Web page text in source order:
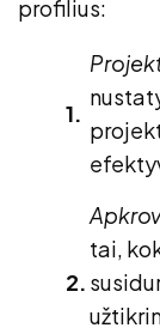
profilius:
tai,